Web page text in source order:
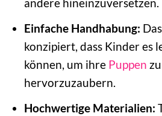
andere hineinzuversetzen.
Einfache Handhabung:
konzipiert, dass Kinder es
können, um ihre Puppen
hervorzuzaubern.
Hochwertige Materialien: